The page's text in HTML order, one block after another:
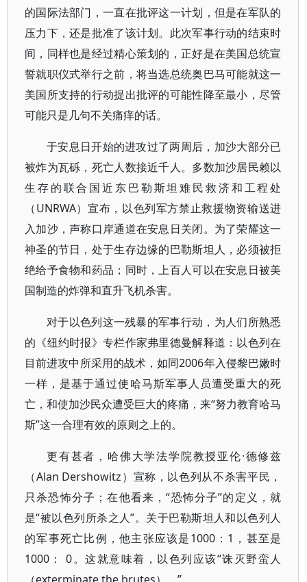
的国际法部门，一直在批评这一计划，但是在军队的
压力下，还是批准了该计划。此次军事行动的结束时
间，同样也是经过精心策划的，正好是在美国总统宣
誓就职仪式举行之前，将当选总统奥巴马可能就这一
美国所支持的行动提出批评的可能性降至最小，尽管
可能只是几句不关痛痒的话。
于安息日开始的进攻过了两周后，加沙大部分已
被炸为瓦砾，死亡人数接近千人。多数加沙居民赖以
生存的联合国近东巴勒斯坦难民救济和工程处
（UNRWA）宣布，以色列军方禁止救援物资输送进
入加沙，声称口岸通道在安息日关闭。为了荣耀这一
神圣的节日，处于生存边缘的巴勒斯坦人，必须被拒
绝给予食物和药品；同时，上百人可以在安息日被美
国制造的炸弹和直升飞机杀害。
对于以色列这一残暴的军事行动，为人们所熟悉
的《纽约时报》专栏作家弗里德曼解释道：以色列在
目前进攻中所采用的战术，如同2006年入侵黎巴嫩时
一样，是基于通过使哈马斯军事人员遭受重大的死
亡，和使加沙民众遭受巨大的疼痛，来“努力教育哈马
斯”这一合理有效的原则之上的。
更有甚者，哈佛大学法学院教授亚伦·德修兹
（Alan Dershowitz）宣称，以色列从不杀害平民，
只杀恐怖分子；在他看来，“恐怖分子”的定义，就
是“被以色列所杀之人”。关于巴勒斯坦人和以色列人
的军事死亡比例，他主张应该是1000：1，甚至是
1000： 0。这就意味着，以色列应该“诛灭野蛮人